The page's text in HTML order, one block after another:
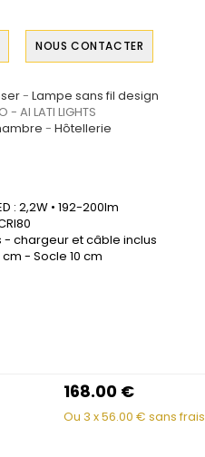
NOUS CONTACTER
Lampe sans fil design
- AI LATI LIGHTS
Hôtellerie
: 2,2W • 192-200lm
- chargeur et câble inclus
- Socle 10 cm
168.00€
Ou 3 x56.00 € sans frais